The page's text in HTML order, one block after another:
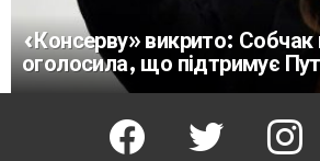
«Консерву» викрито: Собчак
оголосила, що підтримує
facebook twitter